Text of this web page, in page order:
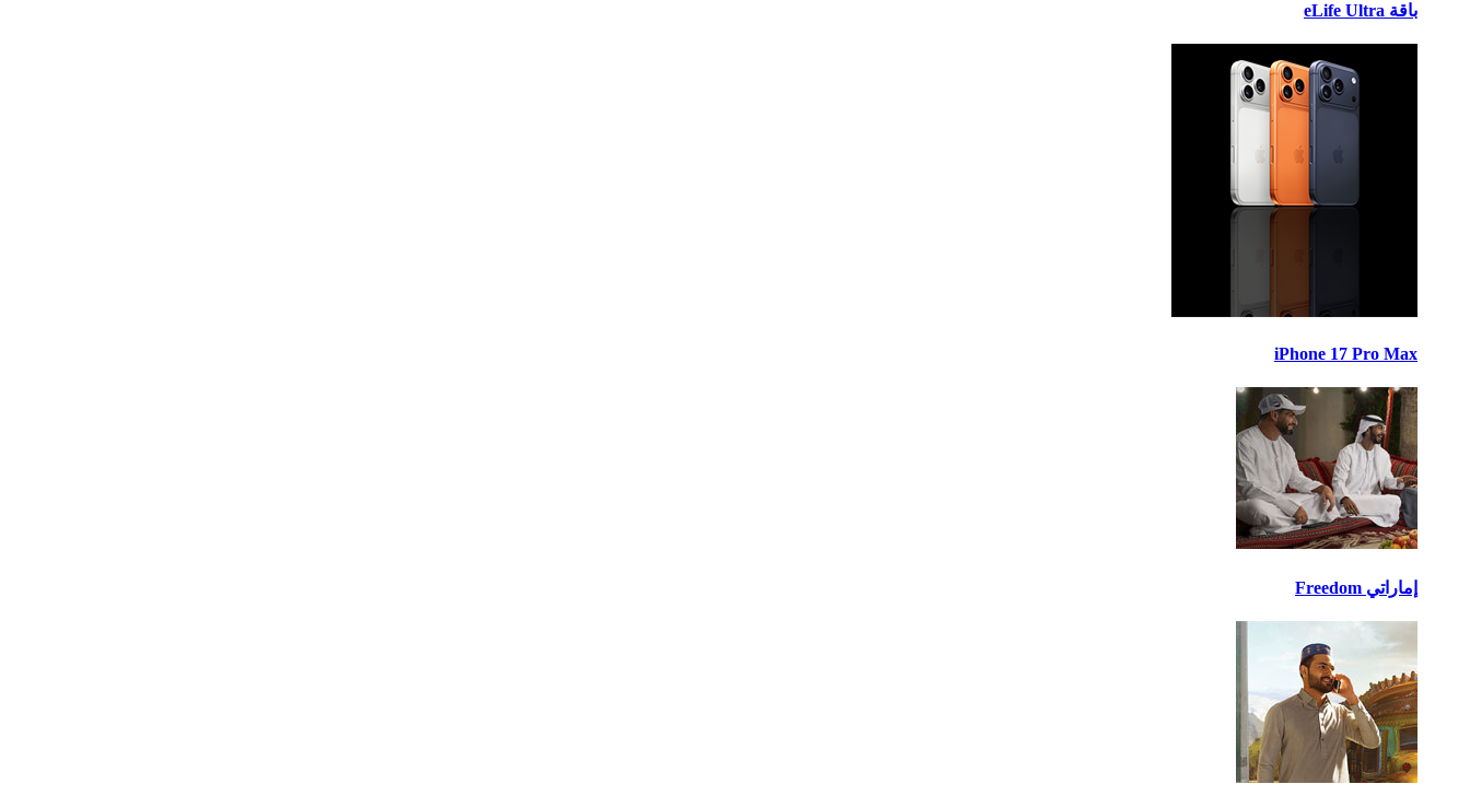
باقة eLife Ultra
iPhone 17 Pro Max
إماراتي Freedom